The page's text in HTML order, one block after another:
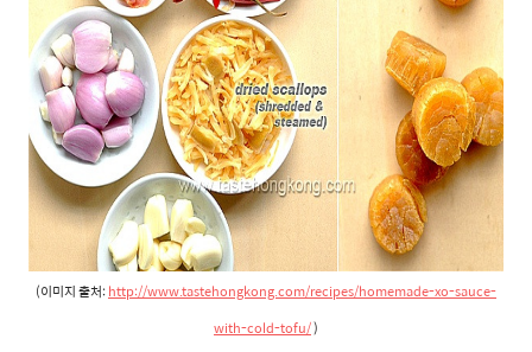
(이미지 출처:http://www.tastehongkong.com/recipes/homemade-xo-sauce-
with-cold-tofu/)